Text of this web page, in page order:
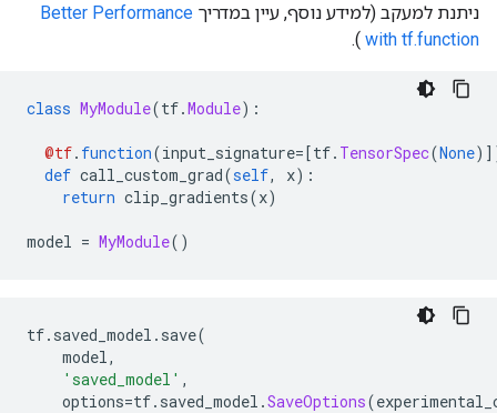
ניתנת למעקב (למידע נוסף, עיין במדריך Better Performance
with tf.function
).
class MyModule(tf.Module):
@tf. function(input_signature=[tf. TensorSpec(None
def call_custom_grad(self, x):
return clip_gradients(x)
model = MyModule()
tf. saved_model . save(
model,
'saved_model' ,
options=tf. saved_model .SaveOptions(